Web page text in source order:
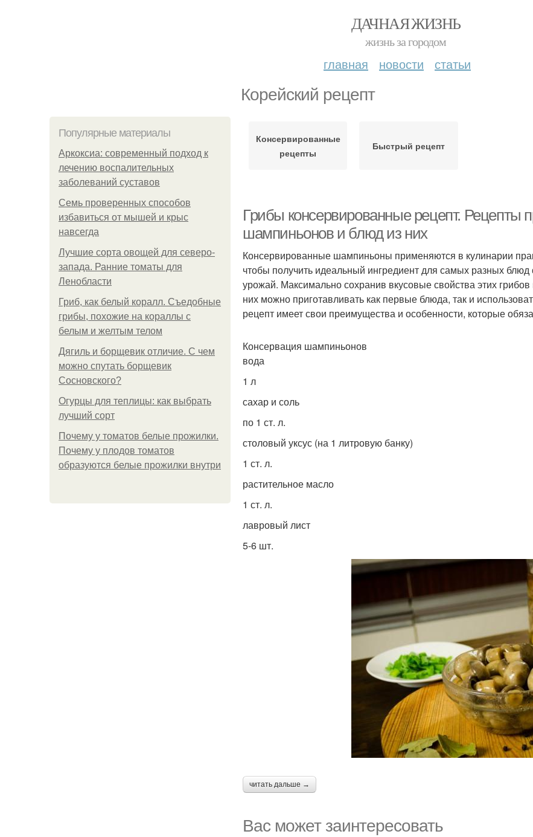
ДАЧНАЯ ЖИЗНЬ
жизнь за городом
главная новости статьи
Корейский рецепт
Популярные материалы
Аркоксиа: современный подход к
лечению воспалительных
заболеваний суставов
Семь проверенных способов
избавиться от мышей и крыс
навсегда
Лучшие сорта овощей для северо-
запада. Ранние томаты для
Ленобласти
Гриб, как белый коралл. Съедобные
грибы, похожие на кораллы с
белым и желтым телом
Дягиль и борщевик отличие. С чем
можно спутать борщевик
Сосновского?
Огурцы для теплицы: как выбрать
лучший сорт
Почему у томатов белые прожилки.
Почему у плодов томатов
образуются белые прожилки внутри
Консервированные
рецепты
Быстрый рецепт
Грибы консервированные рецепт. Рецепты
шампиньонов и блюд из них
Консервированные шампиньоны применяются в кулинарии
чтобы получить идеальный ингредиент для самых разных блюд
урожай. Максимально сохранив вкусовые свойства этих
них можно приготавливать как первые блюда, так и
рецепт имеет свои преимущества и особенности, которые
Консервация шампиньонов
вода
1 л
сахар и соль
по 1 ст. л.
столовый уксус (на 1 литровую банку)
1 ст. л.
растительное масло
1 ст. л.
лавровый лист
5-6 шт.
читать дальше →
Вас может заинтересовать